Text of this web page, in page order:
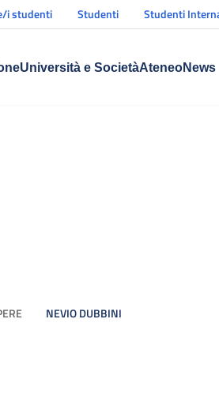
i studenti Studenti Studenti
Università e SocietàAteneoNews
NEVIO DUBBINI